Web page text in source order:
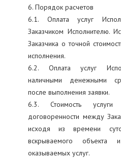
6. Порядок расчетов
6.1. Оплата услуг
Заказчиком Исполнителю.
Заказчика о точной
исполнения.
6.2. Оплата услуг
наличными денежными
после выполнения заявки.
6.3. Стоимость услуги
договоренности между
исходя из времени
вскрываемого объекта
оказываемых услуг.